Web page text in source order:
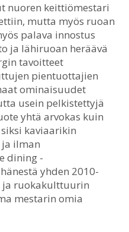
nuoren keittiömestari
mutta myös ruoan
palava innostus
ja lähiruoan heräävä
tavoitteet
pientuottajien
ominaisuudet
usein pelkistettyjä
yhtä arvokas kuin
kaviaarikin
ilman
dining -
yhden 2010-
ja ruokakulttuurin
mestarin omia